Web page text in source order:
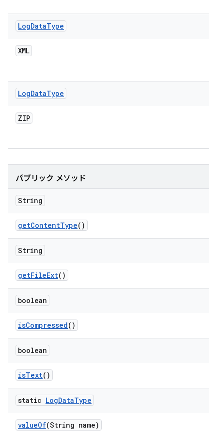
LogDataType
XML
LogDataType
ZIP
パブリック メソッド
String
getContentType()
String
getFileExt()
boolean
isCompressed()
boolean
isText()
static LogDataType
valueOf(String name)